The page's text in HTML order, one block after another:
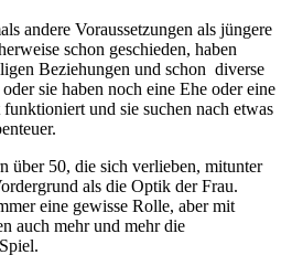
andere Voraussetzungen als jüngere
schon geschieden, haben
Beziehungen und schon diverse
sie haben noch eine Ehe oder eine
und sie suchen nach etwas
über 50, die sich verlieben, mitunter
als die Optik der Frau.
eine gewisse Rolle, aber mit
auch mehr und mehr die